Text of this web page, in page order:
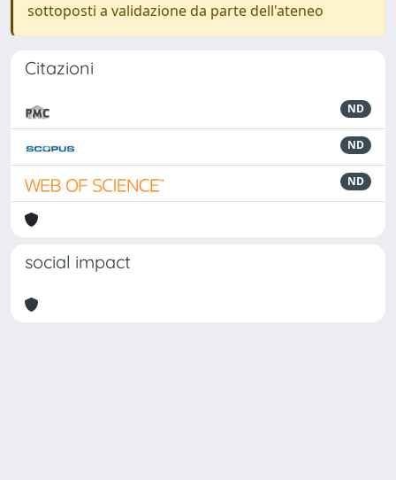
sottoposti a validazione da parte dell'ateneo
Citazioni
ND
ND
ND
social impact